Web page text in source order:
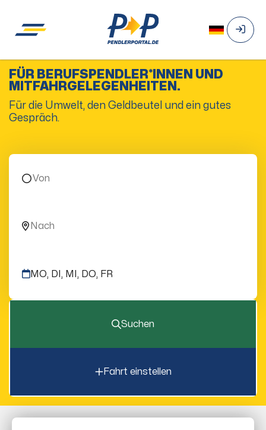
FÜR BERUFSPENDLER*INNEN UND
MITFAHRGELEGENHEITEN.
Für die Umwelt, den Geldbeutel und ein gutes
Gespräch.
MO, DI, MI, DO, FR
Suchen
Fahrt einstellen